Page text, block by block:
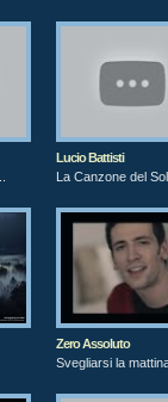
Lucio Battisti
La Canzone del
Zero Assoluto
Svegliarsi la